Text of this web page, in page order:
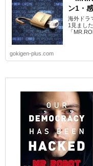
ン1・
海外ドラ
1見まし
「
gokigen-plus.com